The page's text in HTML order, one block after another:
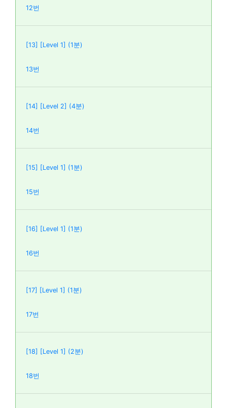
12번
[13] [Level 1] (1분)
13번
[14] [Level 2] (4분)
14번
[15] [Level 1] (1분)
15번
[16] [Level 1] (1분)
16번
[17] [Level 1] (1분)
17번
[18] [Level 1] (2분)
18번